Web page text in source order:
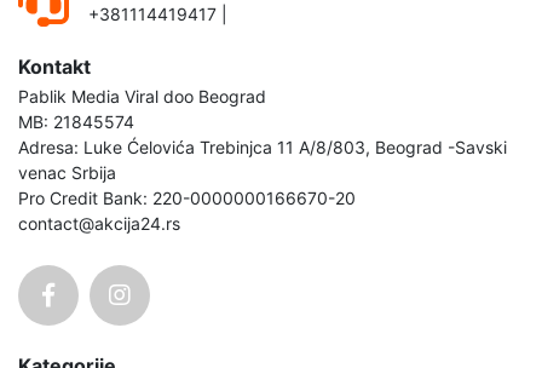
+381114419417
Kontakt
Pablik Media Viral doo Beograd
MB: 21845574
Adresa: Luke Ćelovića Trebinjca 11 A/8/803, Beograd -Savski
venac Srbija
Pro Credit Bank: 220-0000000166670-20
contact@akcija24.rs